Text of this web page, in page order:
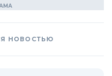
НОВОСТЬЮ